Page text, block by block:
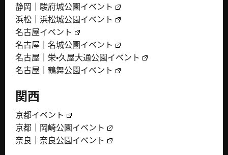
静岡｜駿府城公園イベント
浜松｜浜松城公園イベント
名古屋イベント
名古屋｜名城公園イベント
名古屋｜栄・久屋大通公園イベント
名古屋｜鶴舞公園イベント
関西
京都イベント
京都｜岡崎公園イベント
奈良｜奈良公園イベント